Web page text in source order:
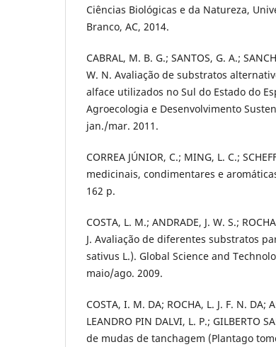
Ciências Biológicas e da Natureza,
Branco, AC, 2014.
CABRAL, M. B. G.; SANTOS, G. A.;
W. N. Avaliação de substratos
alface utilizados no Sul do Estado do
Agroecologia e Desenvolvimento
jan./mar. 2011.
CORREA JÚNIOR, C.; MING, L. C.;
medicinais, condimentares e
162 p.
COSTA, L. M.; ANDRADE, J. W. S.;
J. Avaliação de diferentes substratos
sativus L.). Global Science and
maio/ago. 2009.
COSTA, I. M. DA; ROCHA, L. J. F. N. DA;
LEANDRO PIN DALVI, L. P.; GILBERTO
de mudas de tanchagem (Plantago